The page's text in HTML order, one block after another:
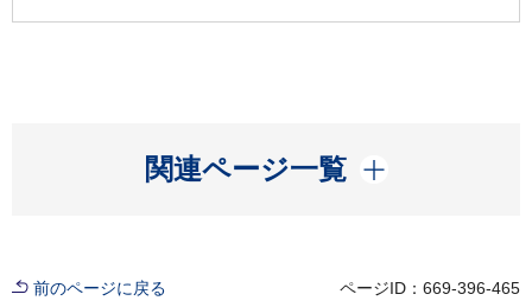
関連ページ一覧
開く
前のページに戻る ページID：669-396-465